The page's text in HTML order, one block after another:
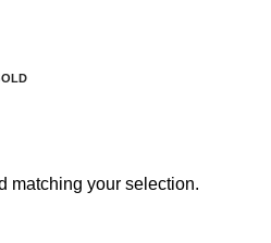
matching your selection.